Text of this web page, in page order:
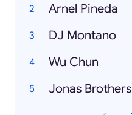
Arnel Pineda
DJ Montano
Wu Chun
Jonas Brothers